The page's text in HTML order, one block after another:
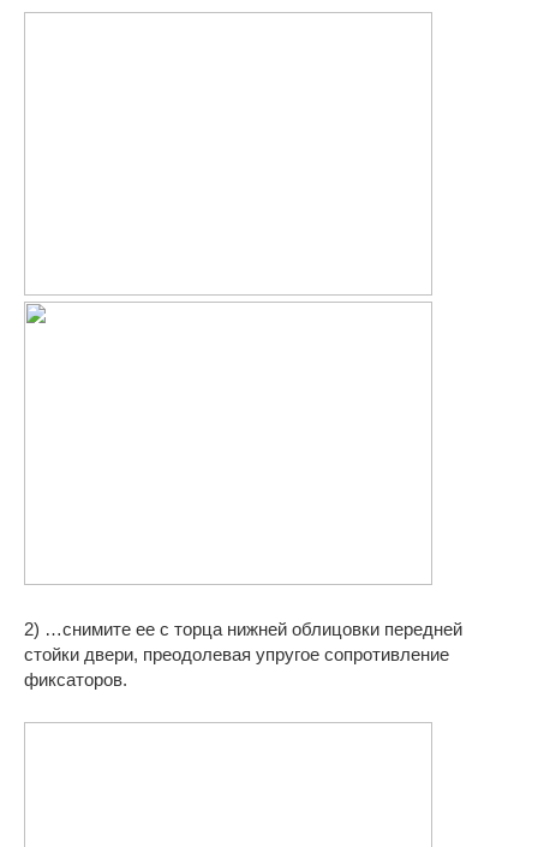
2) …снимите ее с торца нижней облицовки передней
стойки двери, преодолевая упругое сопротивление
фиксаторов.